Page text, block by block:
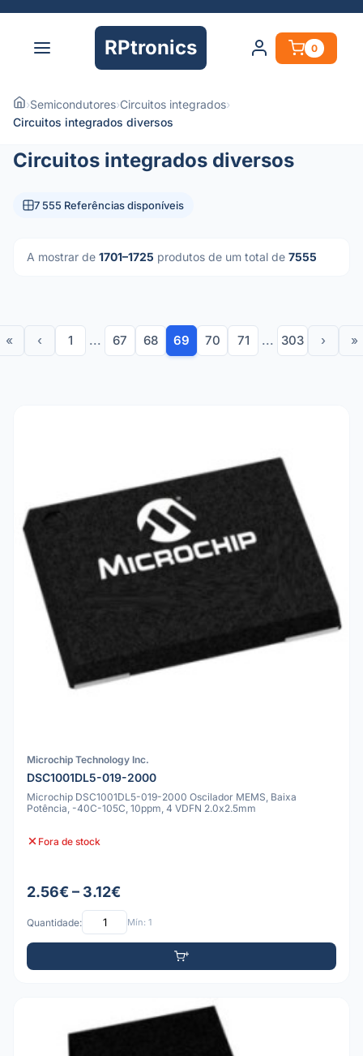
RPtronics 0
›Semicondutores›Circuitos integrados›
Circuitos integrados diversos
Circuitos integrados diversos
7 555 Referências disponíveis
A mostrar de 1701–1725 produtos de um total de 7555
« ‹ 1 ... 67 68 69 70 71 ... 303 › »
Microchip Technology Inc.
DSC1001DL5-019-2000
Microchip DSC1001DL5-019-2000 Oscilador MEMS, Baixa
Potência, -40C-105C, 10ppm, 4 VDFN 2.0x2.5mm
Fora de stock
2.56€ – 3.12€
Quantidade: Mín: 1